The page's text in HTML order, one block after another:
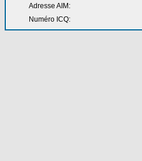
Adresse AIM:
Numéro ICQ: